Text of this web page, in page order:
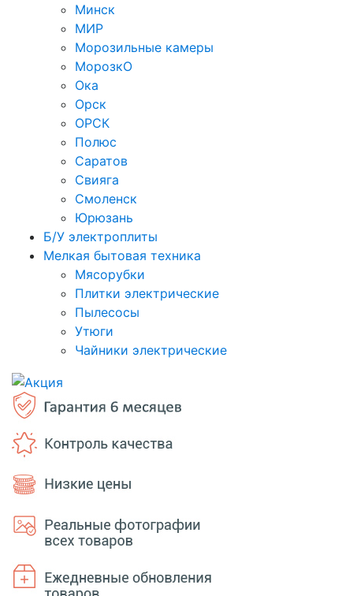
Минск
МИР
Морозильные камеры
МорозкО
Ока
Орск
ОРСК
Полюс
Саратов
Свияга
Смоленск
Юрюзань
Б/У электроплиты
Мелкая бытовая техника
Мясорубки
Плитки электрические
Пылесосы
Утюги
Чайники электрические